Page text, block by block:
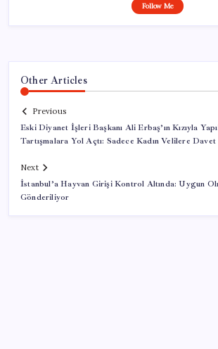
Follow Me
Other Articles
Previous
Eski Diyanet İşleri Başkanı Ali Erbaş’ın Kızıyla
Tartışmalara Yol Açtı: Sadece Kadın Velilere Davet
Next
İstanbul’a Hayvan Girişi Kontrol Altında: Uygun
Gönderiliyor